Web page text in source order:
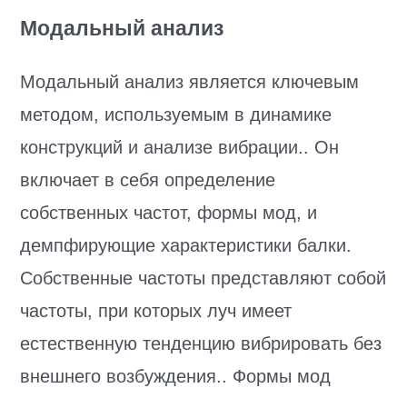
Модальный анализ
Модальный анализ является ключевым
методом, используемым в динамике
конструкций и анализе вибрации.. Он
включает в себя определение
собственных частот, формы мод, и
демпфирующие характеристики балки.
Собственные частоты представляют собой
частоты, при которых луч имеет
естественную тенденцию вибрировать без
внешнего возбуждения.. Формы мод